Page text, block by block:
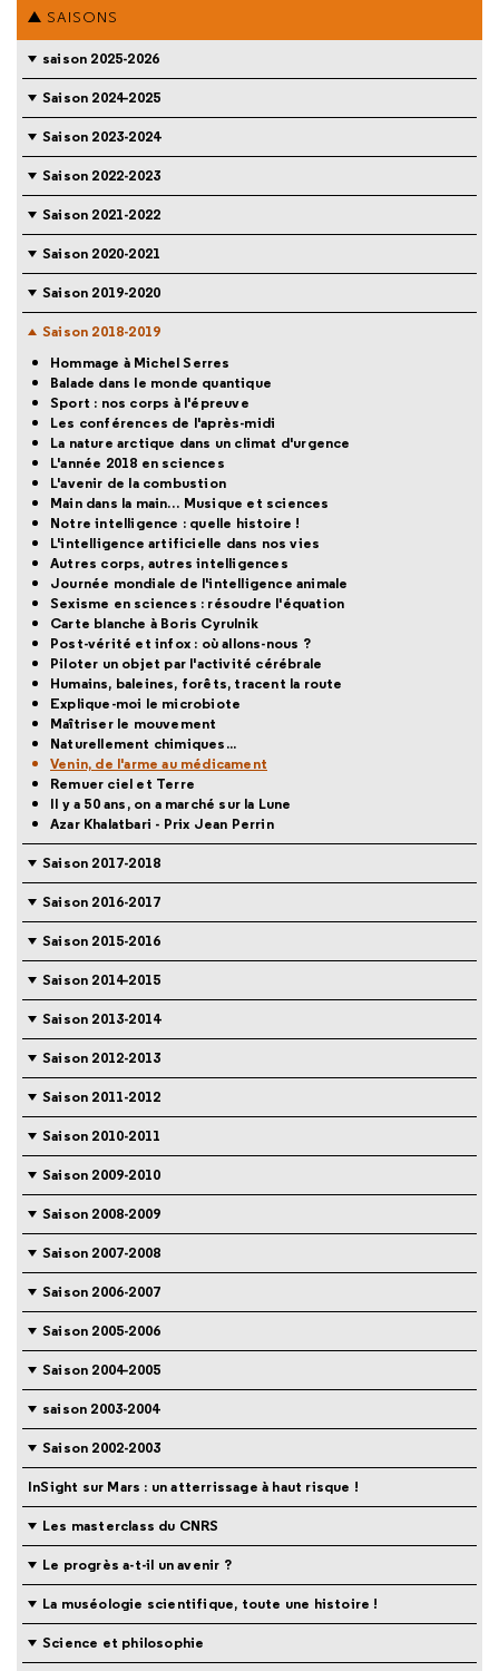
SAISONS
saison 2025-2026
Saison 2024-2025
Saison 2023-2024
Saison 2022-2023
Saison 2021-2022
Saison 2020-2021
Saison 2019-2020
Saison 2018-2019
Hommage à Michel Serres
Balade dans le monde quantique
Sport : nos corps à l'épreuve
Les conférences de l'après-midi
La nature arctique dans un climat d'urgence
L'année 2018 en sciences
L'avenir de la combustion
Main dans la main… Musique et sciences
Notre intelligence : quelle histoire !
L'intelligence artificielle dans nos vies
Autres corps, autres intelligences
Journée mondiale de l'intelligence animale
Sexisme en sciences : résoudre l'équation
Carte blanche à Boris Cyrulnik
Post-vérité et infox : où allons-nous ?
Piloter un objet par l'activité cérébrale
Humains, baleines, forêts, tracent la route
Explique-moi le microbiote
Maîtriser le mouvement
Naturellement chimiques...
Venin, de l'arme au médicament
Remuer ciel et Terre
Il y a 50 ans, on a marché sur la Lune
Azar Khalatbari - Prix Jean Perrin
Saison 2017-2018
Saison 2016-2017
Saison 2015-2016
Saison 2014-2015
Saison 2013-2014
Saison 2012-2013
Saison 2011-2012
Saison 2010-2011
Saison 2009-2010
Saison 2008-2009
Saison 2007-2008
Saison 2006-2007
Saison 2005-2006
Saison 2004-2005
saison 2003-2004
Saison 2002-2003
InSight sur Mars : un atterrissage à haut risque !
Les masterclass du CNRS
Le progrès a-t-il un avenir ?
La muséologie scientifique, toute une histoire !
Science et philosophie